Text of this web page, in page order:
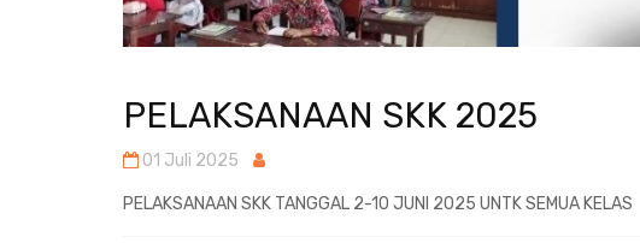
PELAKSANAAN SKK 2025
01 Juli 2025
PELAKSANAAN SKK TANGGAL 2-10 JUNI 2025 UNTK SEMUA KELAS